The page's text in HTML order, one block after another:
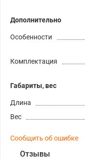
Дополнительно
Особенности
Комплектация
Габариты, вес
Длина
Вес
Сообщить об ошибке
Отзывы